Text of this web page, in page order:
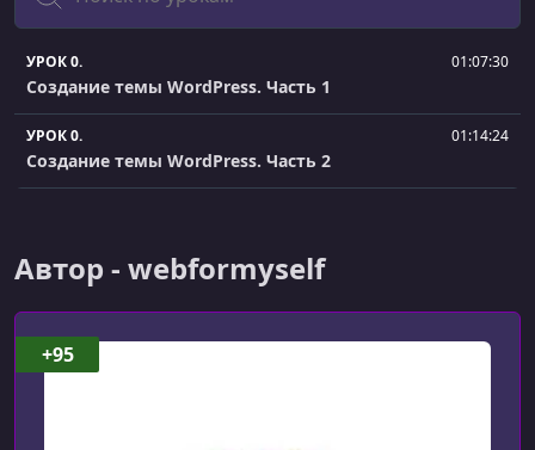
УРОК 0. 01:07:30
Создание темы WordPress. Часть 1
УРОК 0. 01:14:24
Создание темы WordPress. Часть 2
Автор - webformyself
+95